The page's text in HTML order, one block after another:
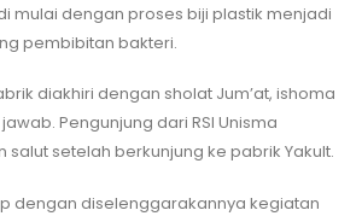
mulai dengan proses biji plastik menjadi
pembibitan bakteri.
diakhiri dengan sholat Jum’at, ishoma
Pengunjung dari RSI Unisma
setelah berkunjung ke pabrik Yakult.
dengan diselenggarakannya kegiatan